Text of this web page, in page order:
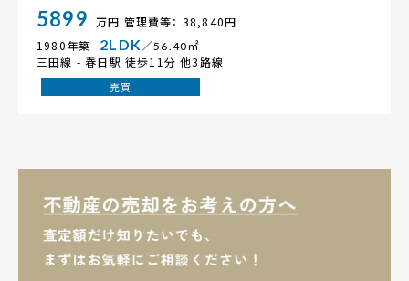
5899 万円 管理費等： 38,840円
1980年築
2LDK／56.40㎡
三田線 - 春日駅 徒歩11分 他3路線
売買